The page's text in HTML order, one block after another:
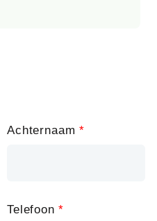
Achternaam
Telefoon